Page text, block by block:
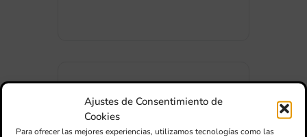
Ajustes de Consentimiento de
Cookies
Para ofrecer las mejores experiencias, utilizamos tecnologías como las
+ Añadir a Google Calendar